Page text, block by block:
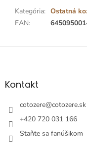
Kategória: Ostatná
EAN:
Z
äKontakt
cotozere@cotozere.sk
+420 720 031 166
Staňte sa fanúšikom